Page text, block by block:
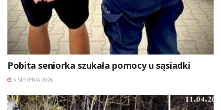
Pobita seniorka szukała pomocy u sąsiadki
5 SIERPNIA 2026